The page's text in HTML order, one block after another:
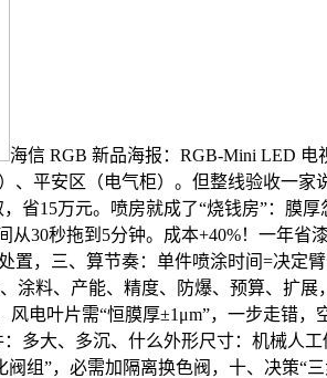
海信 RGB 新品海报：RGB-Mini LED 电
、平安区（电气柜）。但整线验收一家
省15万元。喷房就成了“烧钱房”：膜厚
30秒拖到5分钟。成本+40%！一年省
置，三、算节奏：单件喷涂时间=决定臂
涂料、产能、精度、防爆、预算、扩展
电叶片需“恒膜厚±1μm”，一步走错，
大、多沉、什么外形尺寸：机械人工
组”，必需加隔离换色阀，十、决策“